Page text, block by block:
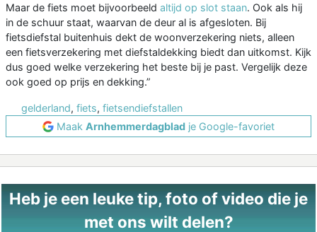
Maar de fiets moet bijvoorbeeld altijd op slot staan. Ook als hij
in de schuur staat, waarvan de deur al is afgesloten. Bij
fietsdiefstal buitenhuis dekt de woonverzekering niets, alleen
een fietsverzekering met diefstaldekking biedt dan uitkomst. Kijk
dus goed welke verzekering het beste bij je past. Vergelijk deze
ook goed op prijs en dekking.”
gelderland, fiets, fietsendiefstallen
Maak Arnhemmerdagblad je Google-favoriet
Heb je een leuke tip, foto of video die je
met ons wilt delen?